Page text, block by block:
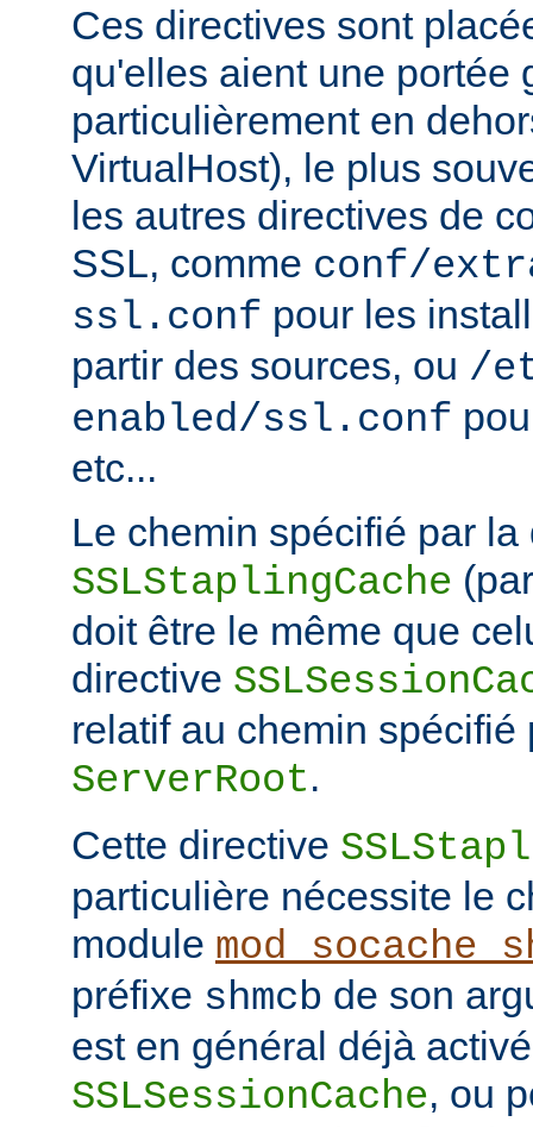
Ces directives sont
qu'elles aient une portée
particulièrement en
VirtualHost), le plus
les autres directives de
SSL, comme conf/
ssl.conf pour les
partir des sources, ou /
enabled/ssl.conf
etc...
Le chemin spécifié par la
SSLStaplingCache
doit être le même que
directive
relatif au chemin spécifié
ServerRoot.
Cette directive
particulière nécessite le
module
préfixe shmcb de son
est en général déjà
SSLSessionCache, ou